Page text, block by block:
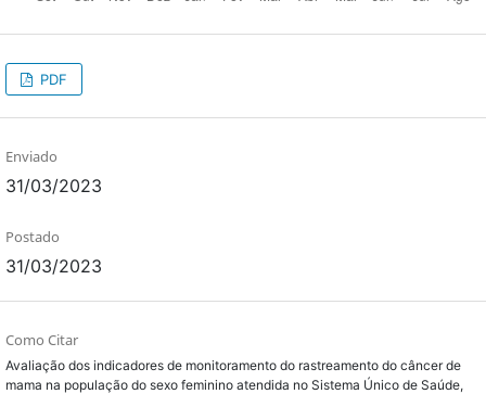
PDF
Enviado
31/03/2023
Postado
31/03/2023
Como Citar
Avaliação dos indicadores de monitoramento do rastreamento do câncer de
mama na população do sexo feminino atendida no Sistema Único de Saúde,